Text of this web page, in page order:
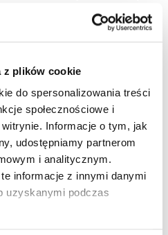
z plików cookie
do spersonalizowania treści
społecznościowe i
Informacje o tym, jak
udostępniamy partnerom
i analitycznym.
informacje z innymi danymi
uzyskanymi podczas
tego jestem bardzo
jednak
i nawiązać kontakt z
też pojechać na turnus
musimy uzbierać
proszę o przekazanie na
Pozdrawiam :*